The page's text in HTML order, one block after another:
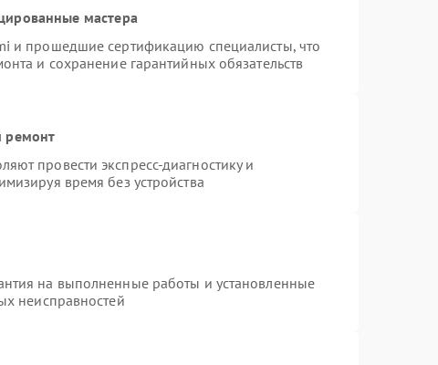
мастера
и прошедшие сертификацию специалисты, что
и сохранение гарантийных обязательств
ремонт
провести экспресс-диагностику и
время без устройства
на выполненные работы и установленные
неисправностей